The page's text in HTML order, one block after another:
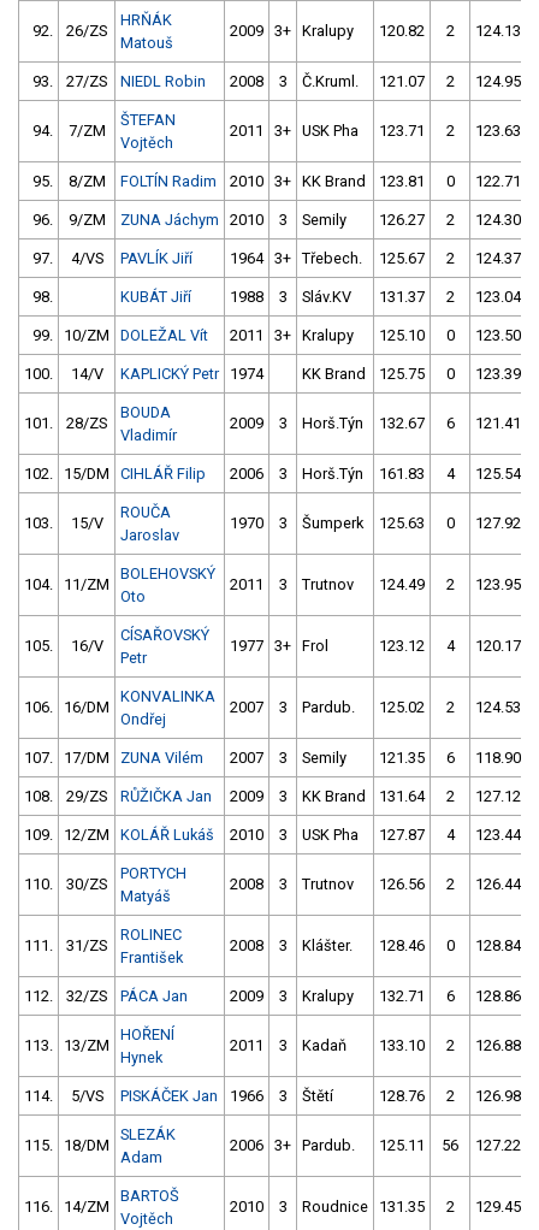
92. 26/ZS
HRŇÁK
Matouš
2009 3+ Kralupy 120.82 2 124.13
93. 27/ZS NIEDL Robin 2008 3 Č.Kruml. 121.07 2 124.95
94. 7/ZM
ŠTEFAN
Vojtěch
2011 3+ USK Pha 123.71 2 123.63
95. 8/ZM FOLTÍN Radim 2010 3+ KK Brand 123.81 0 122.71
96. 9/ZM ZUNA Jáchym 2010 3 Semily 126.27 2 124.30
97. 4/VS PAVLÍK Jiří 1964 3+ Třebech. 125.67 2 124.37
98. KUBÁT Jiří 1988 3 Sláv.KV 131.37 2 123.04
99. 10/ZM DOLEŽAL Vít 2011 3+ Kralupy 125.10 0 123.50
100. 14/V KAPLICKÝ Petr 1974 KK Brand 125.75 0 123.39
101. 28/ZS
BOUDA
Vladimír
2009 3 Horš.Týn 132.67 6 121.41
102. 15/DM CIHLÁŘ Filip 2006 3 Horš.Týn 161.83 4 125.54
103. 15/V
ROUČA
Jaroslav
1970 3 Šumperk 125.63 0 127.92
104. 11/ZM
BOLEHOVSKÝ
Oto
2011 3 Trutnov 124.49 2 123.95
105. 16/V
CÍSAŘOVSKÝ
Petr
1977 3+ Frol 123.12 4 120.17
106. 16/DM
KONVALINKA
Ondřej
2007 3 Pardub. 125.02 2 124.53
107. 17/DM ZUNA Vilém 2007 3 Semily 121.35 6 118.90
108. 29/ZS RŮŽIČKA Jan 2009 3 KK Brand 131.64 2 127.12
109. 12/ZM KOLÁŘ Lukáš 2010 3 USK Pha 127.87 4 123.44
110. 30/ZS
PORTYCH
Matyáš
2008 3 Trutnov 126.56 2 126.44
111. 31/ZS
ROLINEC
František
2008 3 Klášter. 128.46 0 128.84
112. 32/ZS PÁCA Jan 2009 3 Kralupy 132.71 6 128.86
113. 13/ZM
HOŘENÍ
Hynek
2011 3 Kadaň 133.10 2 126.88
114. 5/VS PISKÁČEK Jan 1966 3 Štětí 128.76 2 126.98
115. 18/DM
SLEZÁK
Adam
2006 3+ Pardub. 125.11 56 127.22
116. 14/ZM
BARTOŠ
Vojtěch
2010 3 Roudnice 131.35 2 129.45